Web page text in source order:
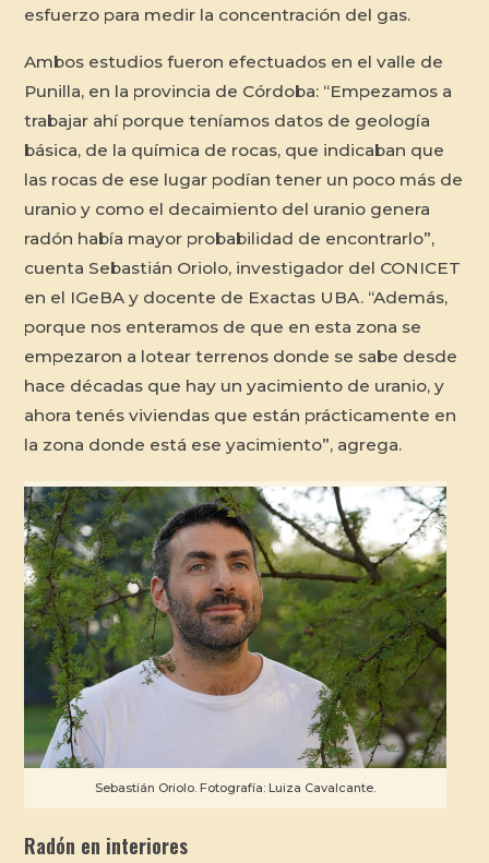
esfuerzo para medir la concentración del gas.
Ambos estudios fueron efectuados en el valle de
Punilla, en la provincia de Córdoba: “Empezamos a
trabajar ahí porque teníamos datos de geología
básica, de la química de rocas, que indicaban que
las rocas de ese lugar podían tener un poco más de
uranio y como el decaimiento del uranio genera
radón había mayor probabilidad de encontrarlo”,
cuenta Sebastián Oriolo, investigador del CONICET
en el IGeBA y docente de Exactas UBA. “Además,
porque nos enteramos de que en esta zona se
empezaron a lotear terrenos donde se sabe desde
hace décadas que hay un yacimiento de uranio, y
ahora tenés viviendas que están prácticamente en
la zona donde está ese yacimiento”, agrega.
Sebastián Oriolo. Fotografía: Luiza Cavalcante.
Radón en interiores